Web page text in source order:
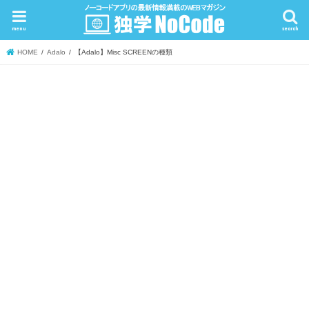
search
menu
HOME Adalo 【Adalo】Misc SCREENの種類